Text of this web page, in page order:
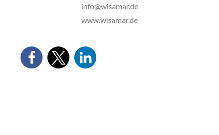
info@wisamar.de
www.wisamar.de